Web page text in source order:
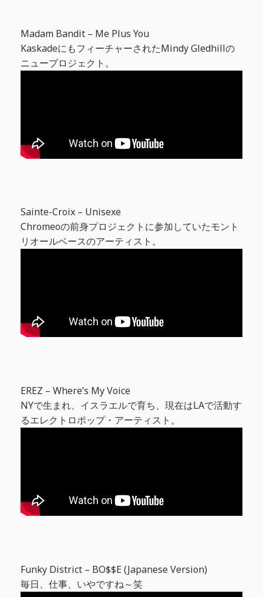
Madam Bandit – Me Plus You
KaskadeにもフィーチャーされたMindy Gledhillの
ニュープロジェクト。
Sainte-Croix – Unisexe
Chromeoの前身プロジェクトに参加していたモント
リオールベースのアーティスト。
EREZ – Where’s My Voice
NYで生まれ、イスラエルで育ち、現在はLAで活動す
るエレクトロポップ・アーティスト。
Funky District – BO$$E (Japanese Version)
毎日、仕事、いやですね～笑